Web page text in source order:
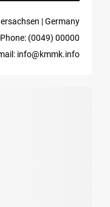
| Germany
Phone: (0049) 00000
info@kmmk.info